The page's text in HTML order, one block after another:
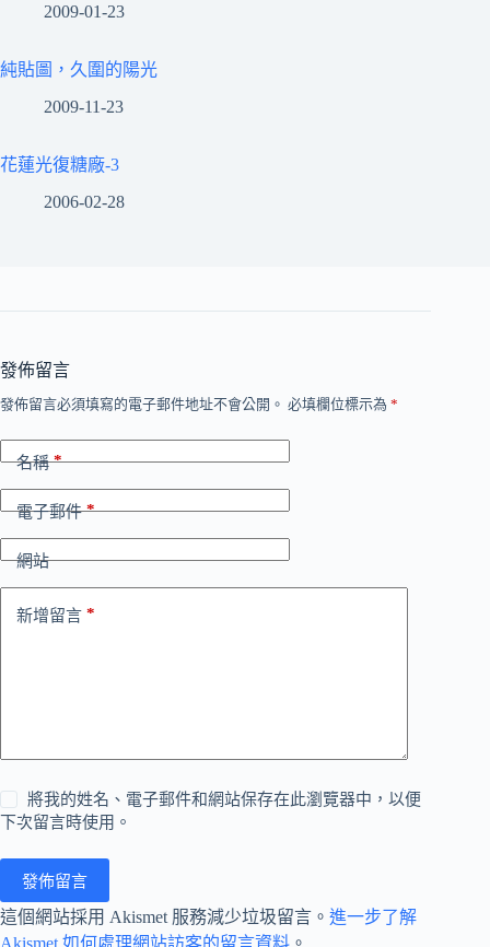
2009-01-23
純貼圖，久圍的陽光
2009-11-23
花蓮光復糖廠-3
2006-02-28
發佈留言
發佈留言必須填寫的電子郵件地址不會公開。 必填欄位標示為 *
名稱*
電子郵件*
網站
新增留言 *
將我的姓名、電子郵件和網站保存在此瀏覽器中，以便
下次留言時使用。
發佈留言
這個網站採用 Akismet 服務減少垃圾留言。 進一步了解
Akismet 如何處理網站訪客的留言資料 。